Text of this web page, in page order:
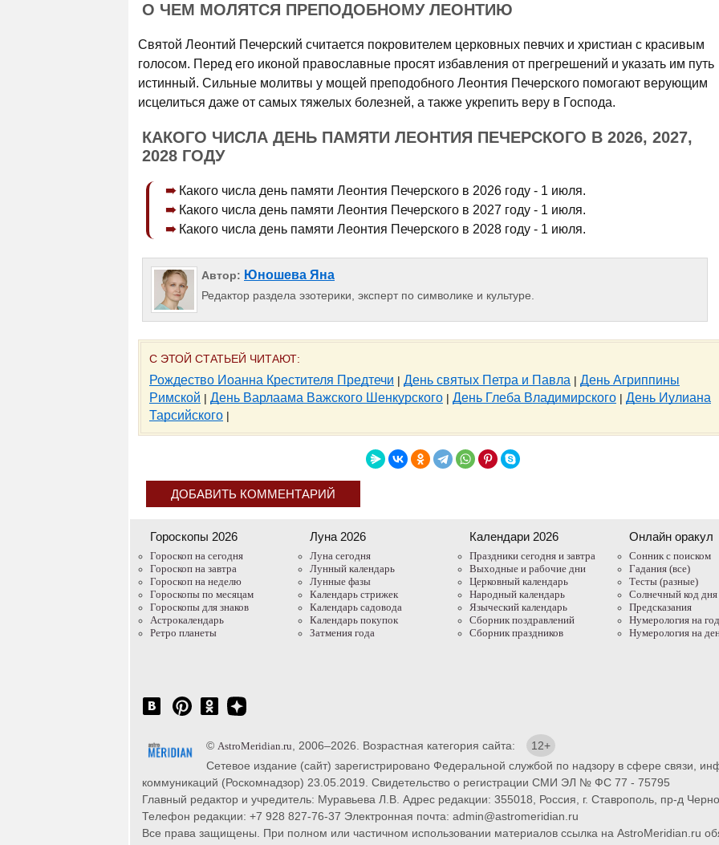
О ЧЕМ МОЛЯТСЯ ПРЕПОДОБНОМУ ЛЕОНТИЮ
Святой Леонтий Печерский считается покровителем церковных певчих и христиан с красивым
голосом. Перед его иконой православные просят избавления от прегрешений и указать им путь
истинный. Сильные молитвы у мощей преподобного Леонтия Печерского помогают верующим
исцелиться даже от самых тяжелых болезней, а также укрепить веру в Господа.
КАКОГО ЧИСЛА ДЕНЬ ПАМЯТИ ЛЕОНТИЯ ПЕЧЕРСКОГО В 2026, 2027,
2028 ГОДУ
Какого числа день памяти Леонтия Печерского в 2026 году - 1 июля.
Какого числа день памяти Леонтия Печерского в 2027 году - 1 июля.
Какого числа день памяти Леонтия Печерского в 2028 году - 1 июля.
Автор: Юношева Яна
Редактор раздела эзотерики, эксперт по символике и культуре.
С ЭТОЙ СТАТЬЕЙ ЧИТАЮТ:
Рождество Иоанна Крестителя Предтечи | День святых Петра и Павла | День Агриппины
Римской | День Варлаама Важского Шенкурского | День Глеба Владимирского | День Иулиана
Тарсийского |
ДОБАВИТЬ КОММЕНТАРИЙ
Гороскопы 2026
Гороскоп на сегодня
Гороскоп на завтра
Гороскоп на неделю
Гороскопы по месяцам
Гороскопы для знаков
Астрокалендарь
Ретро планеты
Луна 2026
Луна сегодня
Лунный календарь
Лунные фазы
Календарь стрижек
Календарь садовода
Календарь покупок
Затмения года
Календари 2026
Праздники сегодня и завтра
Выходные и рабочие дни
Церковный календарь
Народный календарь
Языческий календарь
Сборник поздравлений
Сборник праздников
Онлайн оракул
Cонник с поиском
Гадания (все)
Тесты (разные)
Солнечный код дня
Предсказания
Нумерология на год
Нумерология на
© AstroMeridian.ru , 2006–2026. Возрастная категория сайта:
12+
Сетевое издание (сайт) зарегистрировано Федеральной службой по надзору в сфере связи,
коммуникаций (Роскомнадзор) 23.05.2019. Свидетельство о регистрации СМИ ЭЛ № ФС 77 - 75795
Главный редактор и учредитель: Муравьева Л.В. Адрес редакции: 355018, Россия, г. Ставрополь, пр-д
Телефон редакции: +7 928 827-76-37 Электронная почта: admin@astromeridian.ru
Все права защищены. При полном или частичном использовании материалов ссылка на AstroMeridian.ru